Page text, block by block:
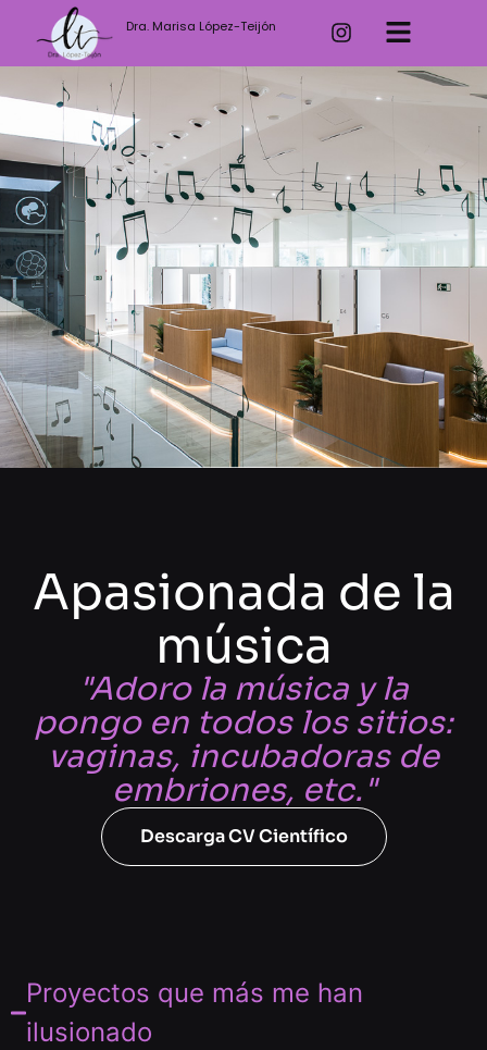
Dra. Marisa López-Teijón
Apasionada de la
música
"Adoro la música y la
pongo en todos los sitios:
vaginas, incubadoras de
embriones, etc."
Descarga CV Científico
Proyectos que más me han
ilusionado